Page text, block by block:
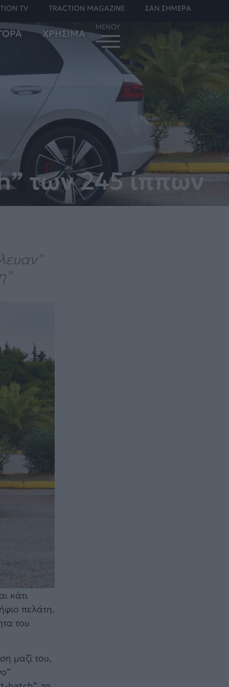
TV TRACTION MAGAZINE ΣΑΝ ΣΗΜΕΡΑ
ΧΡΗΣΙΜΑ
των 245 ίππων
κάτι
πελάτη.
του
μαζί του,